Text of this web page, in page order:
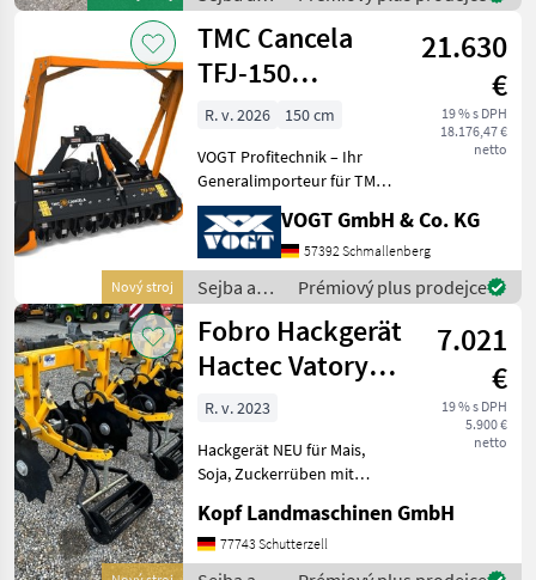
starostlivosť
o plodinu
/ Tehnos
Nový stroj
TMC Cancela
TFJ-150
Forstmulcher für
Traktor
21.630
€
19 % s DPH
18.176,47 €
netto
R. v. 2026
150 cm
VOGT Profitechnik – Ihr
Generalimporteur für TMC
CANCELA in Deutschland &
Österreich = Große Auswahl
an TMC Forstmulchern,
Forstfräsen &
Steinbrechern für Schlep
VOGT GmbH & Co. KG
57392 Schmallenberg
Sejba a
starostlivosť
o plodinu
/ TMC
Cancela
Prémiový plus prodejce
Fobro Hackgerät
Hactec Vatory
NEU 4 / 5 / 6 / 7
7.021
€
19 % s DPH
5.900 €
netto
R. v. 2023
Hackgerät NEU für Mais,
Soja, Zuckerrüben mit
Nr. 13576) 4-reihig, 5-reihig,
6-reihig, und 7-reihig
möglich Elemente
Kopf Landmaschinen GmbH
77743 Schutterzell